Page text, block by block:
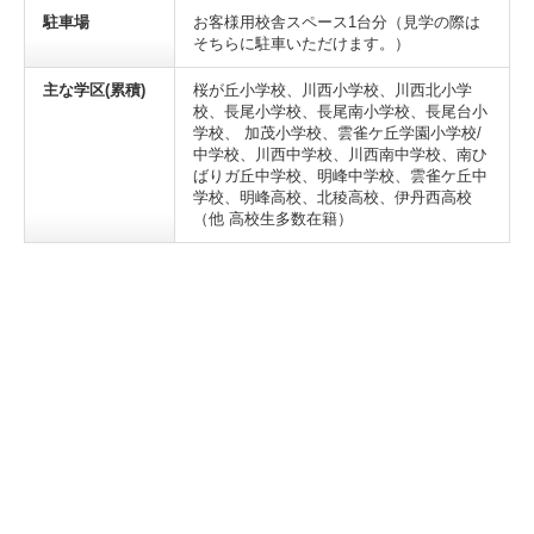
駐車場
お客様用校舎スペース1台分（見学の際は
そちらに駐車いただけます。）
主な学区(累積)
桜が丘小学校、川西小学校、川西北小学
校、長尾小学校、長尾南小学校、長尾台小
学校、 加茂小学校、雲雀ケ丘学園小学校/
中学校、川西中学校、川西南中学校、南ひ
ばりガ丘中学校、明峰中学校、雲雀ケ丘中
学校、明峰高校、北稜高校、伊丹西高校
（他 高校生多数在籍）